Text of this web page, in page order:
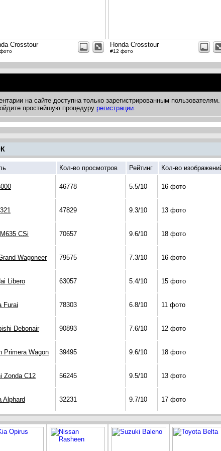
Crosstour Honda Crosstour
#12 фото
на сайте доступна только зарегистрированным пользователям.
простейшую процедуру регистрации.
Кол-во просмотров Рейтинг Кол-во
46778 5.5/10 16 фото
47829 9.3/10 13 фото
CSi 70657 9.6/10 18 фото
Wagoneer 79575 7.3/10 16 фото
Libero 63057 5.4/10 15 фото
Furai 78303 6.8/10 11 фото
Debonair 90893 7.6/10 12 фото
Primera Wagon 39495 9.6/10 18 фото
Zonda C12 56245 9.5/10 13 фото
Alphard 32231 9.7/10 17 фото